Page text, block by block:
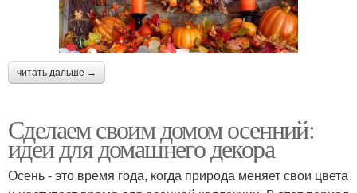
читать дальше →
Сделаем своим домом осенний:
идеи для домашнего декора
Осень - это время года, когда природа меняет свои цвета